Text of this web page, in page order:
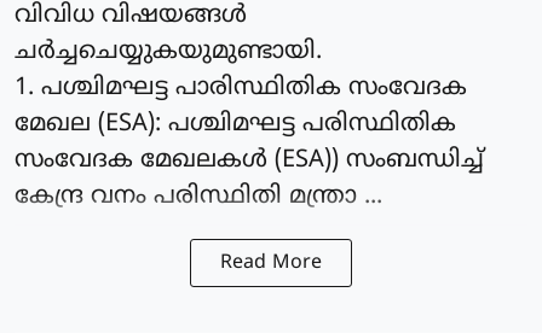
വിവിധ വിഷയങ്ങള്‍
ചര്‍ച്ചചെയ്യുകയുമുണ്ടായി.
1. പശ്ചിമഘട്ട പാരിസ്ഥിതിക സംവേദക
മേഖല (ESA): പശ്ചിമഘട്ട പരിസ്ഥിതിക
സംവേദക മേഖലകള്‍ (ESA)) സംബന്ധിച്ച്
കേന്ദ്ര വനം പരിസ്ഥിതി മന്ത്രാ ...
Read More